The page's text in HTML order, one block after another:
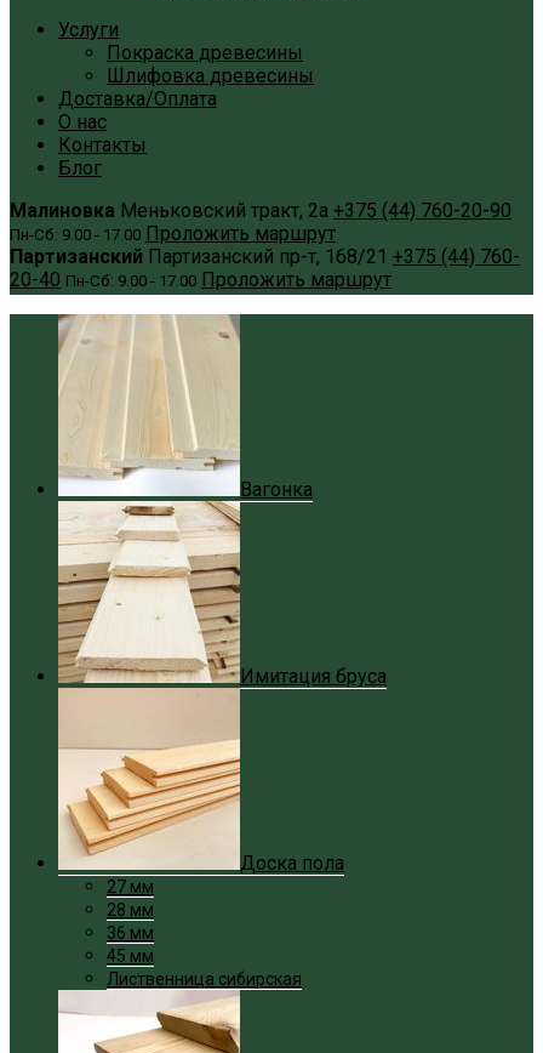
Услуги
Покраска древесины
Шлифовка древесины
Доставка/Оплата
О нас
Контакты
Блог
Малиновка Меньковский тракт, 2а +375 (44) 760-20-90
Пн-Сб: 9.00 - 17.00 Проложить маршрут
Партизанский Партизанский пр-т, 168/21 +375 (44) 760-
20-40 Пн-Сб: 9.00 - 17.00 Проложить маршрут
Вагонка
Имитация бруса
Доска пола
27 мм
28 мм
36 мм
45 мм
Лиственница сибирская